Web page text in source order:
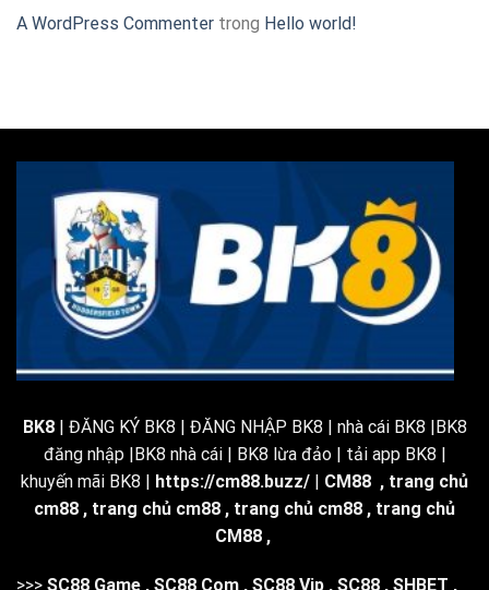
A WordPress Commenter trong Hello world!
BK8| ĐĂNG KÝ BK8 | ĐĂNG NHẬP BK8 | nhà cái BK8 |BK8
đăng nhập |BK8 nhà cái | BK8 lừa đảo | tải app BK8 |
khuyến mãi BK8 | https://cm88.buzz/ | CM88 , trang chủ
cm88 , trang chủ cm88 , trang chủ cm88 , trang chủ
CM88,
>>> SC88 Game , SC88 Com , SC88 Vip , SC88 , SHBET ,